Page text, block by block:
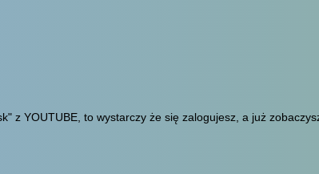
z YOUTUBE, to wystarczy że się zalogujesz, a już